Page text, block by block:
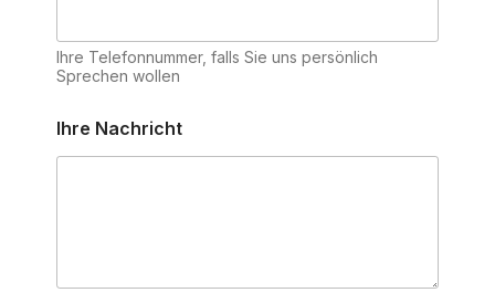
Ihre Telefonnummer, falls Sie uns persönlich
Sprechen wollen
Ihre Nachricht